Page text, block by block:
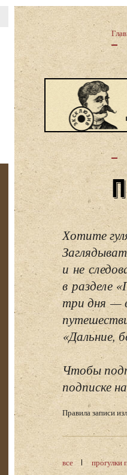
Хотите
и не
в разделе
три дня —
«Дальние,
Чтобы
подписке
Правила записи
все прогулки